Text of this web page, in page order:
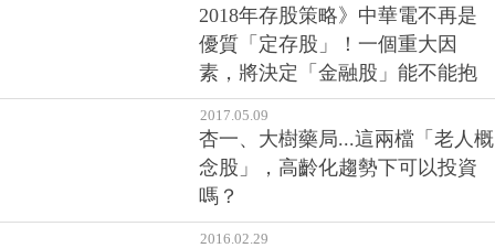
2018年存股策略》中華電不再是
優質「定存股」！一個重大因
素，將決定「金融股」能不能抱
2017.05.09
杏一、大樹藥局...這兩檔「老人概
念股」，高齡化趨勢下可以投資
嗎？
2016.02.29